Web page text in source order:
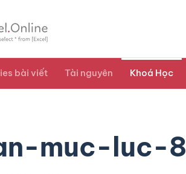
bài viết Tài nguyên Khoá Học
muc-luc-8